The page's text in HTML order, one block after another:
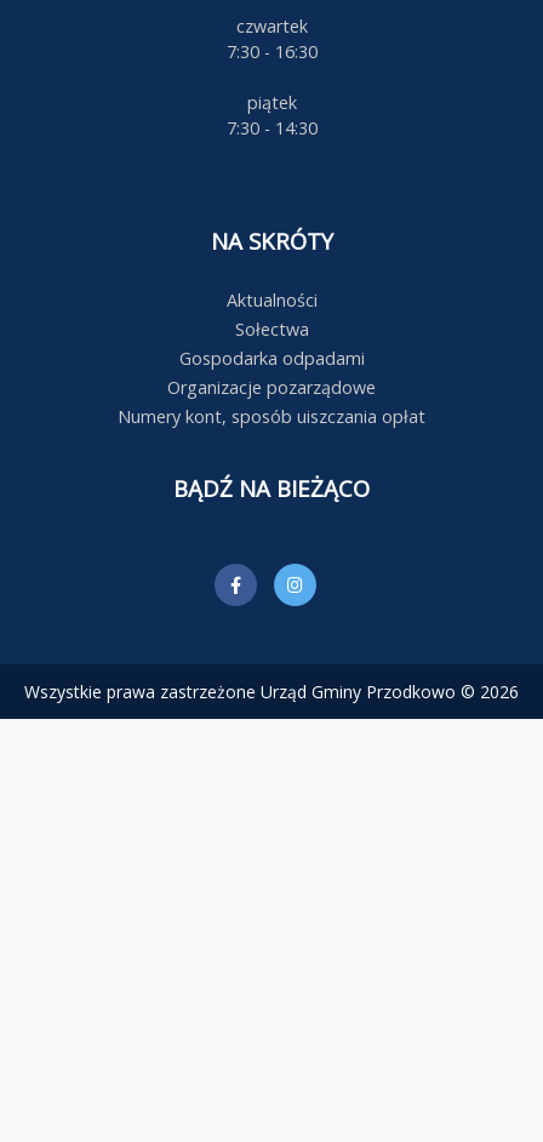
czwartek
7:30 - 16:30
piątek
7:30 - 14:30
NA SKRÓTY
Aktualności
Sołectwa
Gospodarka odpadami
Organizacje pozarządowe
Numery kont, sposób uiszczania opłat
BĄDŹ NA BIEŻĄCO
Wszystkie prawa zastrzeżone Urząd Gminy Przodkowo © 2026